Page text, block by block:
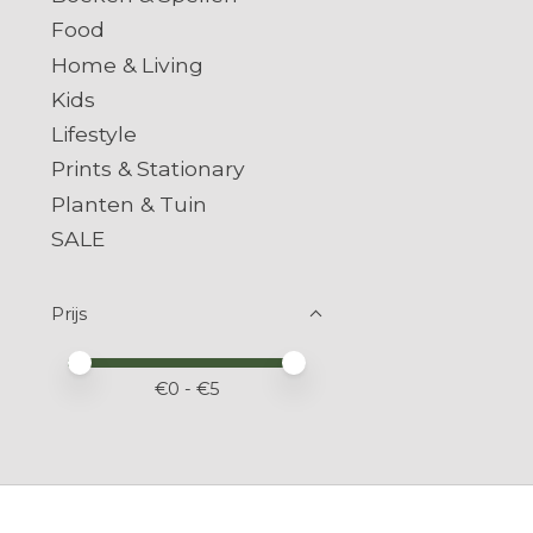
Food
Home & Living
Kids
Lifestyle
Prints & Stationary
Planten & Tuin
SALE
Prijs
Minimale prijswaarde
Price maximum value
€0 - €5